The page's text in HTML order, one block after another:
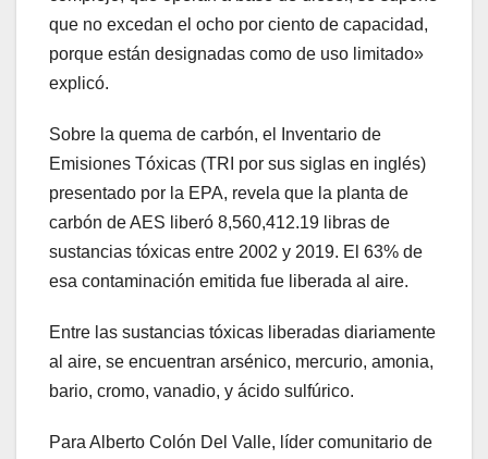
que no excedan el ocho por ciento de capacidad,
porque están designadas como de uso limitado»
explicó.
Sobre la quema de carbón, el Inventario de
Emisiones Tóxicas (TRI por sus siglas en inglés)
presentado por la EPA, revela que la planta de
carbón de AES liberó 8,560,412.19 libras de
sustancias tóxicas entre 2002 y 2019. El 63% de
esa contaminación emitida fue liberada al aire.
Entre las sustancias tóxicas liberadas diariamente
al aire, se encuentran arsénico, mercurio, amonia,
bario, cromo, vanadio, y ácido sulfúrico.
Para Alberto Colón Del Valle, líder comunitario de